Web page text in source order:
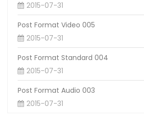
2015-07-31
Post Format Video 005
2015-07-31
Post Format Standard 004
2015-07-31
Post Format Audio 003
2015-07-31